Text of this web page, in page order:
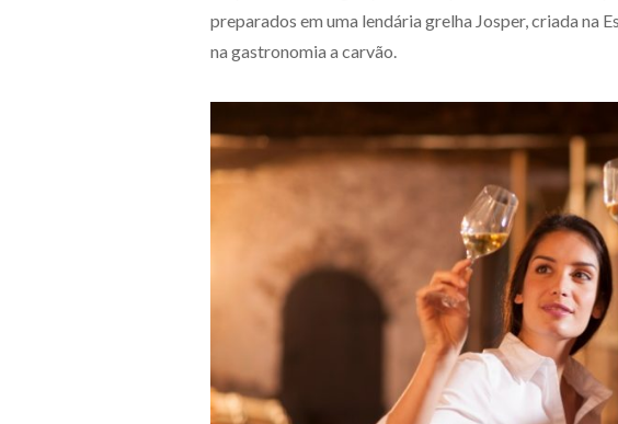
preparados em uma lendária grelha Josper, criada na
na gastronomia a carvão.